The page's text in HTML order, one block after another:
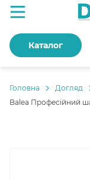
Каталог
Головнa Догляд
Balea Професійний